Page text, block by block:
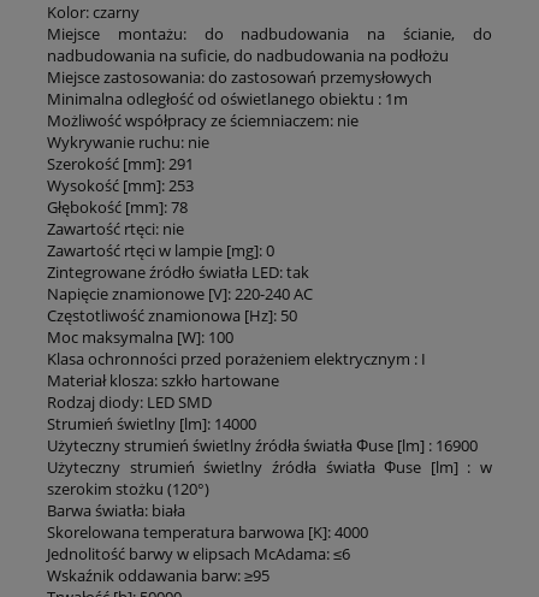
Kolor: czarny
Miejsce montażu: do nadbudowania na ścianie, do
nadbudowania na suficie, do nadbudowania na podłożu
Miejsce zastosowania: do zastosowań przemysłowych
Minimalna odległość od oświetlanego obiektu : 1m
Możliwość współpracy ze ściemniaczem: nie
Wykrywanie ruchu: nie
Szerokość [mm]: 291
Wysokość [mm]: 253
Głębokość [mm]: 78
Zawartość rtęci: nie
Zawartość rtęci w lampie [mg]: 0
Zintegrowane źródło światła LED: tak
Napięcie znamionowe [V]: 220-240 AC
Częstotliwość znamionowa [Hz]: 50
Moc maksymalna [W]: 100
Klasa ochronności przed porażeniem elektrycznym : I
Materiał klosza: szkło hartowane
Rodzaj diody: LED SMD
Strumień świetlny [lm]: 14000
Użyteczny strumień świetlny źródła światła Φuse [lm] : 16900
Użyteczny strumień świetlny źródła światła Φuse [lm] : w
szerokim stożku (120°)
Barwa światła: biała
Skorelowana temperatura barwowa [K]: 4000
Jednolitość barwy w elipsach McAdama: ≤6
Wskaźnik oddawania barw: ≥95